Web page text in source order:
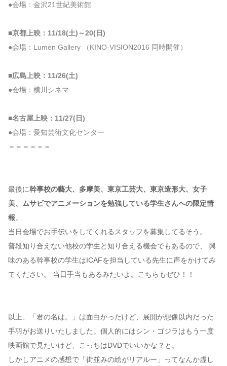
●会場：金沢21世紀美術館
■京都上映：11/18(土)～20(日)
●会場：Lumen Gallery （KINO-VISION2016 同時開催）
■広島上映：11/26(土)
●会場：横川シネマ
■名古屋上映：11/27(日)
●会場：愛知芸術文化センター
＝＝＝＝＝＝
最後に幹事校の藝大、多摩美、東京工芸大、東京造形大、女子
美、ムサビでアニメーションを勉強している学生さんへの限定情
報。
当日会場でお手伝いをしてくれるスタッフを募集してるそう。
普段知り合えない他校の学生と知り合える機会でもあるので、 興
味のある幹事校の学生はICAFを担当している先生に声をかけてみ
てください。 当日手当もあるみたいよ。こちらもぜひ！！
以上、「君の名は。」は面白かったけど、展開が想像以内だった
手羽がお送りいたしました。個人的にはシン・ゴジラはもう一度
映画館で見たいけど、こっちはDVDでいいかな？と。
しかしアニメの感想で「街並みの絵がリアルー」ってなんか虚し